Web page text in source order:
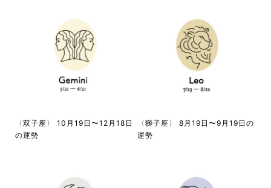
〈双子座〉 10月19日〜12月18日
の運勢
〈獅子座〉 8月19日〜9月19日の
運勢